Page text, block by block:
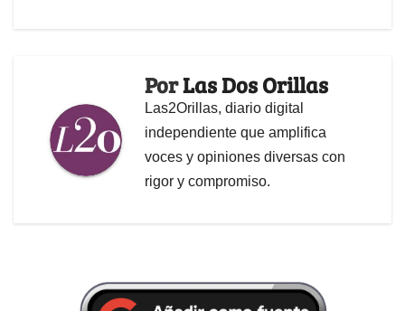
PorLas Dos Orillas
Las2Orillas, diario digital
independiente que amplifica
voces y opiniones diversas con
rigor y compromiso.